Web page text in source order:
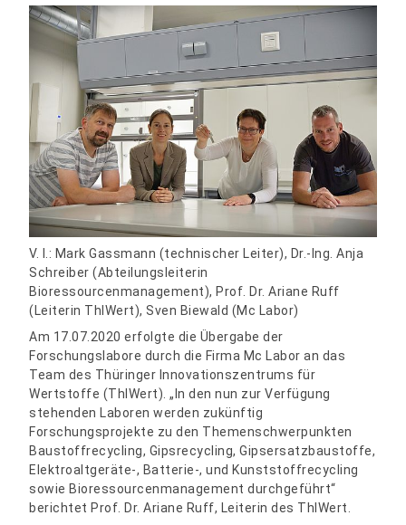
V. l.: Mark Gassmann (technischer Leiter), Dr.-Ing. Anja
Schreiber (Abteilungsleiterin
Bioressourcenmanagement), Prof. Dr. Ariane Ruff
(Leiterin ThIWert), Sven Biewald (Mc Labor)
Am 17.07.2020 erfolgte die Übergabe der
Forschungslabore durch die Firma Mc Labor an das
Team des Thüringer Innovationszentrums für
Wertstoffe (ThIWert). „In den nun zur Verfügung
stehenden Laboren werden zukünftig
Forschungsprojekte zu den Themenschwerpunkten
Baustoffrecycling, Gipsrecycling, Gipsersatzbaustoffe,
Elektroaltgeräte-, Batterie-, und Kunststoffrecycling
sowie Bioressourcenmanagement durchgeführt“
berichtet Prof. Dr. Ariane Ruff, Leiterin des ThIWert.